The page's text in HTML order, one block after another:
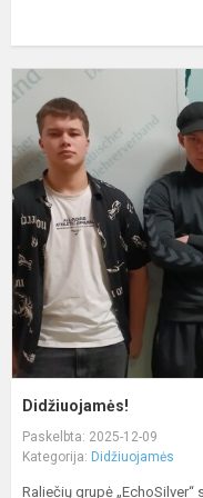
Didžiuojamės!
Paskelbta: 2025-12-09
Kategorija: Didžiuojamės
Raliečių grupė